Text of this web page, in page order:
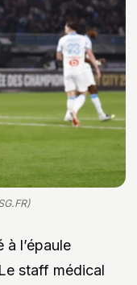
à l’épaule
staff médical